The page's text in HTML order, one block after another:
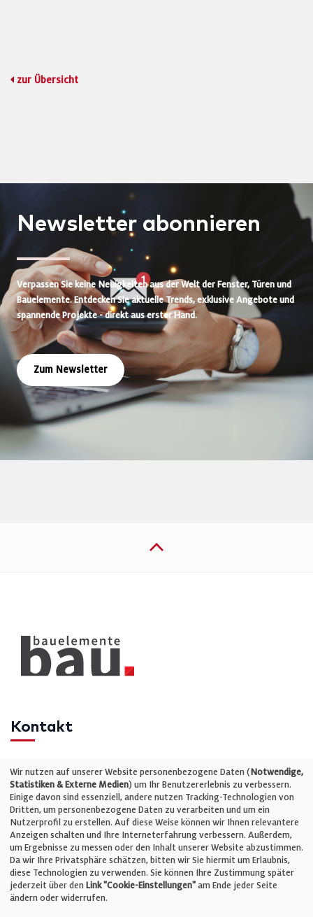
zur Übersicht
Newsletter abonnieren
Verpassen Sie keine Neuigkeiten aus der Welt der Fenster, Türen und
Bauelemente. Entdecken Sie aktuelle Trends, exklusive Angebote und
spannende Projekte - direkt aus erster Hand.
Zum Newsletter
Kontakt
Telefon: +49 (0)711 2585563-0
E-Mail:info@bauelemente-bau.eu
Unternehmen
Impressum
Wir nutzen auf unserer Website personenbezogene Daten (Notwendige,
Statistiken & Externe Medien) um Ihr Benutzererlebnis zu verbessern.
Einige davon sind essenziell, andere nutzen Tracking-Technologien von
Dritten, um personenbezogene Daten zu verarbeiten und um ein
Nutzerprofil zu erstellen. Auf diese Weise können wir Ihnen relevantere
Anzeigen schalten und Ihre Interneterfahrung verbessern. Außerdem,
um Ergebnisse zu messen oder den Inhalt unserer Website abzustimmen.
Da wir Ihre Privatsphäre schätzen, bitten wir Sie hiermit um Erlaubnis,
diese Technologien zu verwenden. Sie können Ihre Zustimmung später
jederzeit über den Link "Cookie-Einstellungen" am Ende jeder Seite
ändern oder widerrufen.